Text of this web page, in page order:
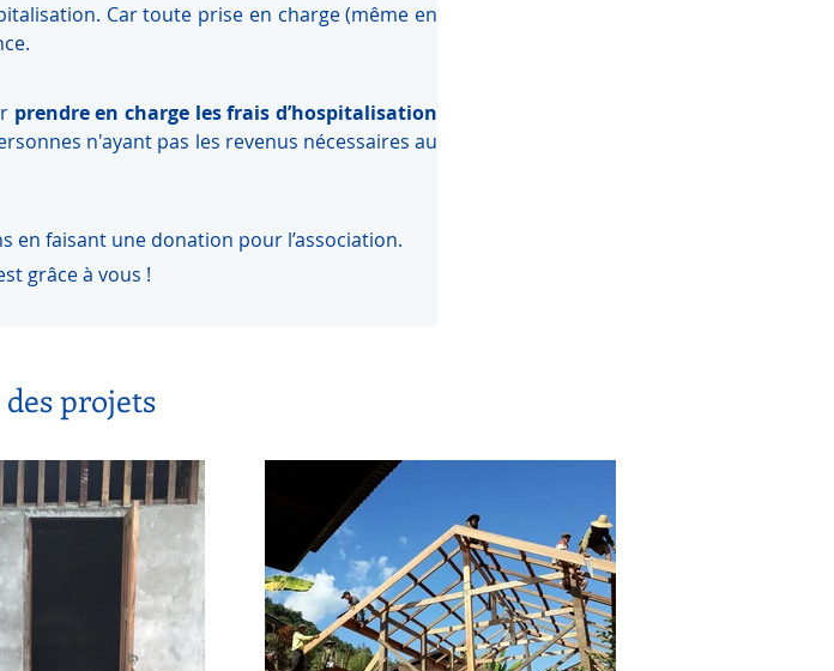
Car toute prise en charge (même en
prendre en charge les frais d’hospitalisation
n'ayant pas les revenus nécessaires au
en faisant une donation pour l’association.
grâce à vous !
projets